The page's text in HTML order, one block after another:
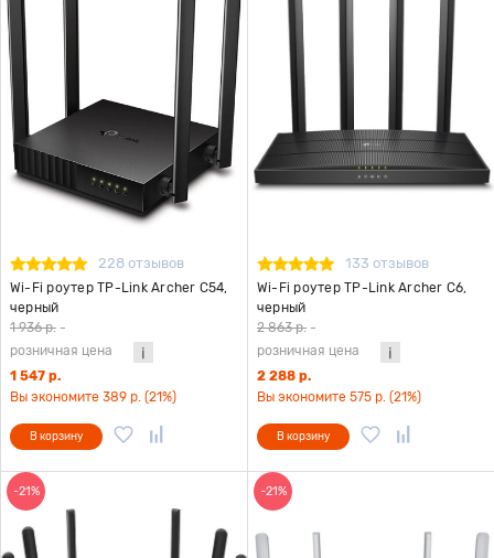
228 отзывов
Wi-Fi роутер TP-Link Archer C54,
черный
1 936 р. -
розничная цена
1 547 р.
Вы экономите 389 р. (21%)
В корзину
133 отзывов
Wi-Fi роутер TP-Link Archer C6,
черный
2 863 р. -
розничная цена
2 288 р.
Вы экономите 575 р. (21%)
В корзину
-21% -21%